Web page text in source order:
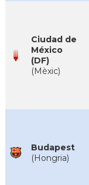
Ciudad de
México
(DF)
(Mèxic)
Budapest
(Hongria)